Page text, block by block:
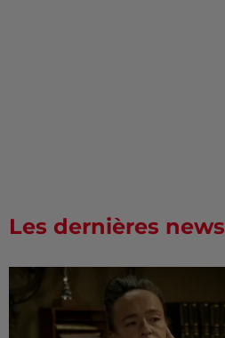
Les dernières news